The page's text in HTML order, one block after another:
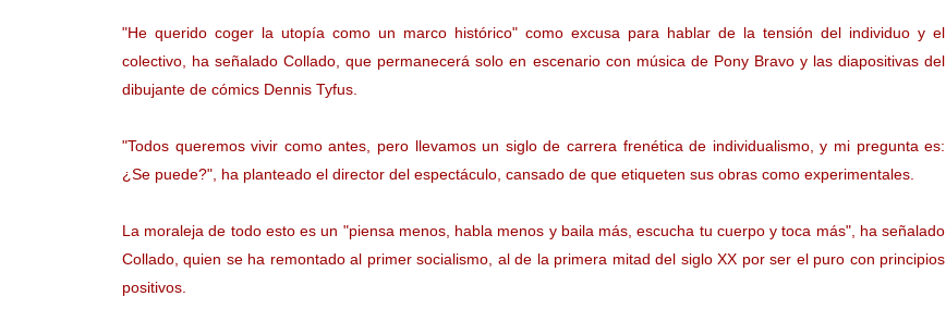
"He querido coger la utopía como un marco histórico" como excusa para hablar de la tensión del individuo y el
colectivo, ha señalado Collado, que permanecerá solo en escenario con música de Pony Bravo y las diapositivas del
dibujante de cómics Dennis Tyfus.
"Todos queremos vivir como antes, pero llevamos un siglo de carrera frenética de individualismo, y mi pregunta es:
¿Se puede?", ha planteado el director del espectáculo, cansado de que etiqueten sus obras como experimentales.
La moraleja de todo esto es un "piensa menos, habla menos y baila más, escucha tu cuerpo y toca más", ha señalado
Collado, quien se ha remontado al primer socialismo, al de la primera mitad del siglo XX por ser el puro con principios
positivos.